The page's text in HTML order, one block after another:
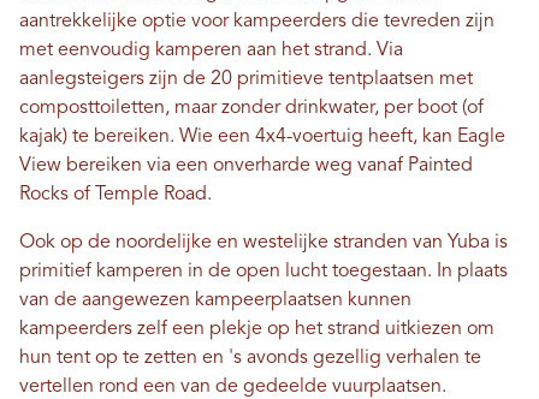
aantrekkelijke optie voor kampeerders die tevreden zijn
met eenvoudig kamperen aan het strand. Via
aanlegsteigers zijn de 20 primitieve tentplaatsen met
composttoiletten, maar zonder drinkwater, per boot (of
kajak) te bereiken. Wie een 4x4-voertuig heeft, kan Eagle
View bereiken via een onverharde weg vanaf Painted
Rocks of Temple Road.
Ook op de noordelijke en westelijke stranden van Yuba is
primitief kamperen in de open lucht toegestaan. In plaats
van de aangewezen kampeerplaatsen kunnen
kampeerders zelf een plekje op het strand uitkiezen om
hun tent op te zetten en 's avonds gezellig verhalen te
vertellen rond een van de gedeelde vuurplaatsen.